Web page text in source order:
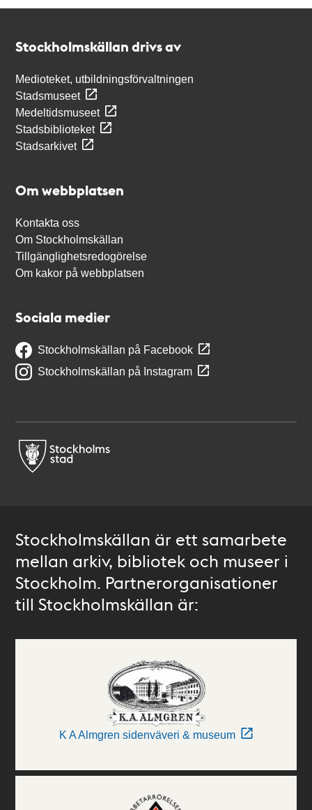
Stockholmskällan drivs av
Medioteket, utbildningsförvaltningen
Stadsmuseet
Medeltidsmuseet
Stadsbiblioteket
Stadsarkivet
Om webbplatsen
Kontakta oss
Om Stockholmskällan
Tillgänglighetsredogörelse
Om kakor på webbplatsen
Sociala medier
Stockholmskällan på Facebook
Stockholmskällan på Instagram
Stockholmskällan är ett samarbete
mellan arkiv, bibliotek och museer i
Stockholm. Partnerorganisationer
till Stockholmskällan är:
K A Almgren sidenväveri & museum